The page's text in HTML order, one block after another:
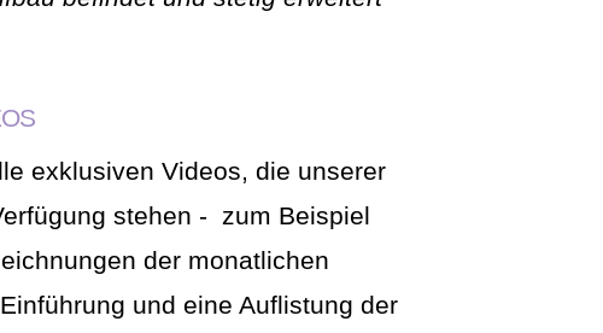
exklusiven Videos, die unserer
stehen - zum Beispiel
der monatlichen
und eine Auflistung der